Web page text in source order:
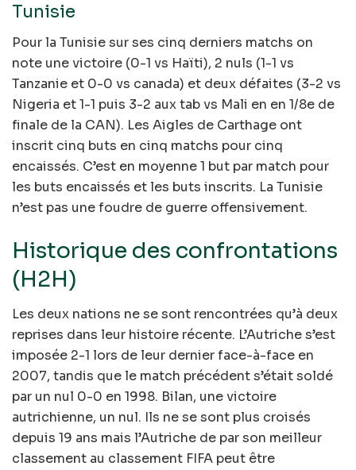
Tunisie
Pour la Tunisie sur ses cinq derniers matchs on
note une victoire (0-1 vs Haïti), 2 nuls (1-1 vs
Tanzanie et 0-0 vs canada) et deux défaites (3-2 vs
Nigeria et 1-1 puis 3-2 aux tab vs Mali en en 1/8e de
finale de la CAN). Les Aigles de Carthage ont
inscrit cinq buts en cinq matchs pour cinq
encaissés. C’est en moyenne 1 but par match pour
les buts encaissés et les buts inscrits. La Tunisie
n’est pas une foudre de guerre offensivement.
Historique des confrontations
(H2H)
Les deux nations ne se sont rencontrées qu’à deux
reprises dans leur histoire récente. L’Autriche s’est
imposée 2-1 lors de leur dernier face-à-face en
2007, tandis que le match précédent s’était soldé
par un nul 0-0 en 1998. Bilan, une victoire
autrichienne, un nul. Ils ne se sont plus croisés
depuis 19 ans mais l’Autriche de par son meilleur
classement au classement FIFA peut être